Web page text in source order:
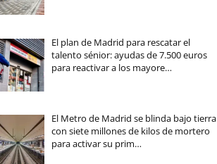
El plan de Madrid para rescatar el
talento sénior: ayudas de 7.500 euros
para reactivar a los mayore…
El Metro de Madrid se blinda bajo tierra
con siete millones de kilos de mortero
para activar su prim…